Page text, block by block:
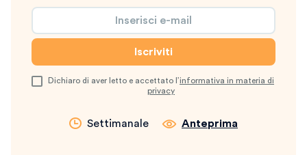
Dichiaro di aver letto e accettato l’informativa in materia di
privacy
Settimanale Anteprima